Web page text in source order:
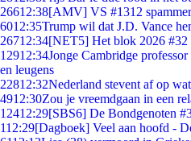
26612:38[AMV] VS #1312
6012:35Trump wil dat J.D. Vance
26712:34[NET5] Het blok 2026 #32
12912:34Jonge Cambridge
en leugens
22812:32Nederland stevent af op
4912:30Zou je vreemdgaan in een
12412:29[SBS6] De Bondgenoten
112:29[Dagboek] Veel aan hoofd -